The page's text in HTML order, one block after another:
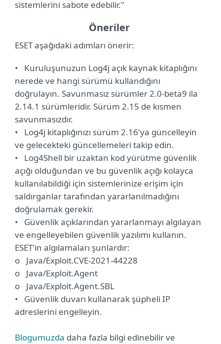
sistemlerini sabote edebilir."
Öneriler
ESET aşağıdaki adımları önerir:
• Kuruluşunuzun Log4j açık kaynak kitaplığını
nerede ve hangi sürümü kullandığını
doğrulayın. Savunmasız sürümler 2.0-beta9 ila
2.14.1 sürümleridir. Sürüm 2.15 de kısmen
savunmasızdır.
• Log4j kitaplığınızı sürüm 2.16'ya güncelleyin
ve gelecekteki güncellemeleri takip edin.
• Log4Shell bir uzaktan kod yürütme güvenlik
açığı olduğundan ve bu güvenlik açığı kolayca
kullanılabildiği için sistemlerinize erişim için
saldırganlar tarafından yararlanılmadığını
doğrulamak gerekir.
• Güvenlik açıklarından yararlanmayı algılayan
ve engelleyebilen güvenlik yazılımı kullanın.
ESET'in algılamaları şunlardır:
o Java/Exploit.CVE-2021-44228
o Java/Exploit.Agent
o Java/Exploit.Agent.SBL
• Güvenlik duvarı kullanarak şüpheli IP
adreslerini engelleyin.
Blogumuzda daha fazla bilgi edinebilir ve